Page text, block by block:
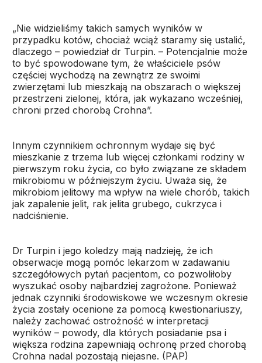
„Nie widzieliśmy takich samych wyników w
przypadku kotów, chociaż wciąż staramy się ustalić,
dlaczego – powiedział dr Turpin. – Potencjalnie może
to być spowodowane tym, że właściciele psów
częściej wychodzą na zewnątrz ze swoimi
zwierzętami lub mieszkają na obszarach o większej
przestrzeni zielonej, która, jak wykazano wcześniej,
chroni przed chorobą Crohna”.
Innym czynnikiem ochronnym wydaje się być
mieszkanie z trzema lub więcej członkami rodziny w
pierwszym roku życia, co było związane ze składem
mikrobiomu w późniejszym życiu. Uważa się, że
mikrobiom jelitowy ma wpływ na wiele chorób, takich
jak zapalenie jelit, rak jelita grubego, cukrzyca i
nadciśnienie.
Dr Turpin i jego koledzy mają nadzieję, że ich
obserwacje mogą pomóc lekarzom w zadawaniu
szczegółowych pytań pacjentom, co pozwoliłoby
wyszukać osoby najbardziej zagrożone. Ponieważ
jednak czynniki środowiskowe we wczesnym okresie
życia zostały ocenione za pomocą kwestionariuszy,
należy zachować ostrożność w interpretacji
wyników – powody, dla których posiadanie psa i
większa rodzina zapewniają ochronę przed chorobą
Crohna nadal pozostają niejasne. (PAP)